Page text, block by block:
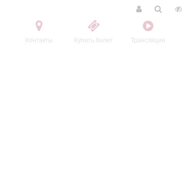
Контакты Купить билет Трансляции